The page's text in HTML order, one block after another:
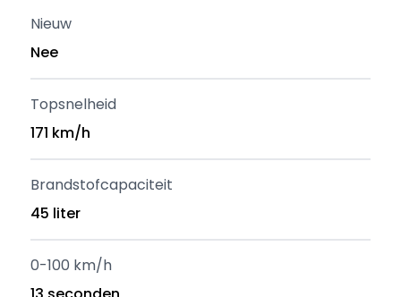
Nieuw
Nee
Topsnelheid
171 km/h
Brandstofcapaciteit
45 liter
0-100 km/h